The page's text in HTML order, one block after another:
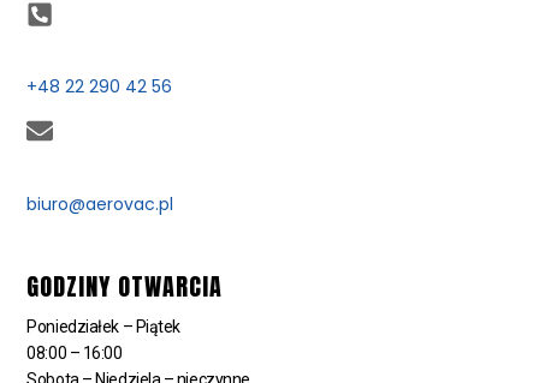
+48 22 290 42 56
biuro@aerovac.pl
GODZINY OTWARCIA
Poniedziałek – Piątek
08:00 – 16:00